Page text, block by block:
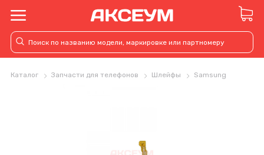
Каталог Запчасти для телефонов Шлейфы Samsung